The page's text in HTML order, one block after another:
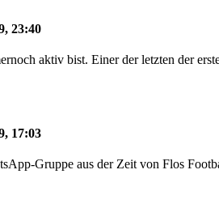
23:40
aktiv bist. Einer der letzten der
17:03
Gruppe aus der Zeit von Flos